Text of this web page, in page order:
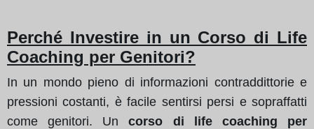
Perché Investire in un Corso di Life
Coaching per Genitori?
In un mondo pieno di informazioni contraddittorie e
pressioni costanti, è facile sentirsi persi e sopraffatti
come genitori. Uncorso di life coaching per